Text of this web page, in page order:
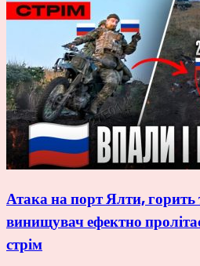
Атака на порт Ялти,
винищувач ефектно
стрім